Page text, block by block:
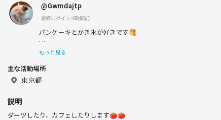
@Gwmdajtp
最終ログイン:6時間前
パンケーキとかき氷が好きです🥞
美味しい物巡りしたいです(*^^*)
もっと見る
主な活動場所
東京都
説明
ダーツしたり、カフェしたりします🍅🍅